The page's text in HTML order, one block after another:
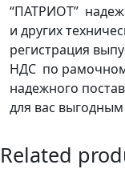
“ПАТРИОТ”
и других
регистрация
НДС по
надежного
для вас
Related